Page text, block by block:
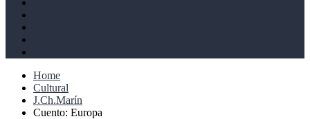
Home
Cultural
J.Ch.Marín
Cuento: Europa